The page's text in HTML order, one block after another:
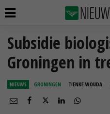
Subsidie
Groningen in
NIEUWS GRONINGEN TIENKE WOUDA